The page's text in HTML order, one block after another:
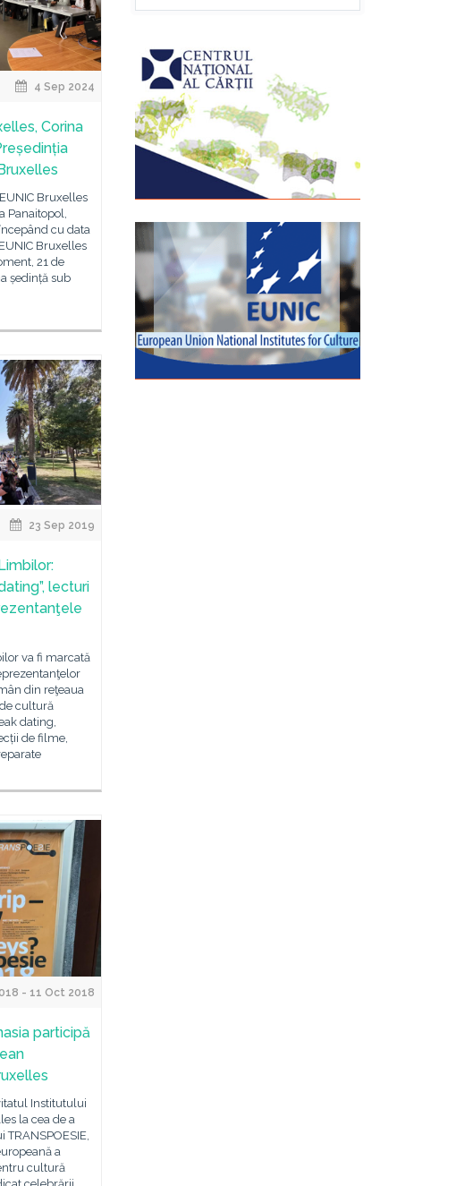
4 Sep 2024
Corina
Bruxelles
Panaitopol,
cu data
Bruxelles
21 de
ședință sub
23 Sep 2019
lecturi
va fi marcată
din reţeaua
cultură
dating,
de filme,
- 11 Oct 2018
participă
Institutului
la cea de a
a
cultură